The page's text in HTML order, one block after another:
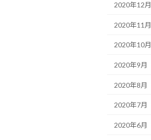
2020年12月
2020年11月
2020年10月
2020年9月
2020年8月
2020年7月
2020年6月